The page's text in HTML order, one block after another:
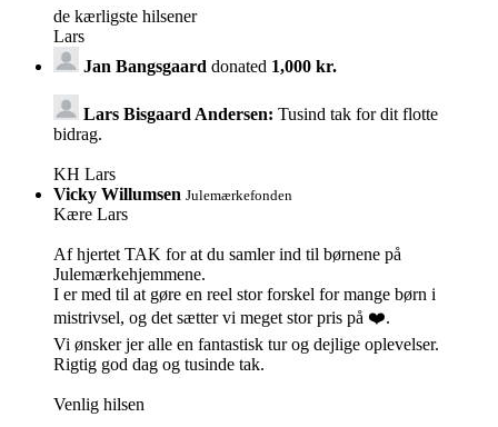
de kærligste hilsener
Lars
Jan Bangsgaard donated 1,000 kr.
Lars Bisgaard Andersen: Tusind tak for dit flotte
bidrag.
KH Lars
Vicky Willumsen Julemærkefonden
Kære Lars
Af hjertet TAK for at du samler ind til børnene på
Julemærkehjemmene.
I er med til at gøre en reel stor forskel for mange børn i
mistrivsel, og det sætter vi meget stor pris på ❤️.
Vi ønsker jer alle en fantastisk tur og dejlige oplevelser.
Rigtig god dag og tusinde tak.
Venlig hilsen